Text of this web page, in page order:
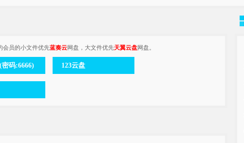
会员的小文件优先蓝奏云网盘，大文件优先天翼云盘网盘。
码:6666) 123云盘